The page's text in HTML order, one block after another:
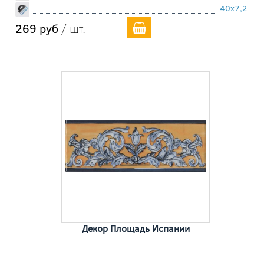
40x7,2
269 руб / шт.
Декор Площадь Испании